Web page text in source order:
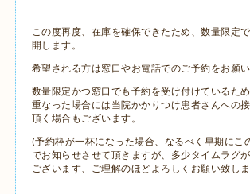
この度再度、在庫を確保できたため、数量限定
開します。
希望される方は窓口やお電話でのご予約をお願い
数量限定かつ窓口でも予約を受け付けているた
重なった場合には当院かかりつけ患者さんへの
頂く場合もございます。
(予約枠が一杯になった場合、なるべく早期にこ
でお知らせさせて頂きますが、多少タイムラグ
ございます、ご理解のほどよろしくお願い致しま